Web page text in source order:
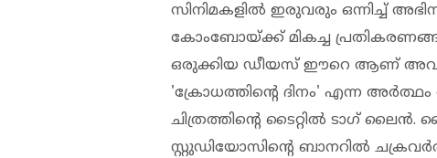
സിനിമകളിൽ ഇരുവരും ഒന്നിച്ച്
കോംബോയ്ക്ക് മികച്ച
ഒരുക്കിയ ഡീയസ് ഈറെ ആണ്
'ക്രോധത്തിന്റെ ദിനം' എന്ന
ചിത്രത്തിന്റെ ടൈറ്റില്‍ ടാഗ് ലൈന്‍.
സ്റ്റുഡിയോസിന്റെ ബാനറിൽ